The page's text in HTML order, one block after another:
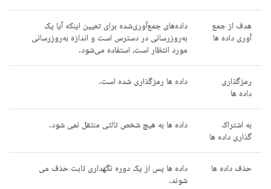
هدف از جمع
آوری داده ها
داده‌های جمع‌آوری‌شده برای تعیین اینکه آیا یک
به‌روزرسانی در دسترس است و اندازه به‌روزرسانی
مورد انتظار است، استفاده می‌شود.
رمزگذاری
داده ها
داده ها رمزگذاری شده است.
به اشتراک
گذاری داده ها
داده ها به هیچ شخص ثالثی منتقل نمی شود.
حذف داده ها
داده ها پس از یک دوره نگهداری ثابت حذف می
شوند.